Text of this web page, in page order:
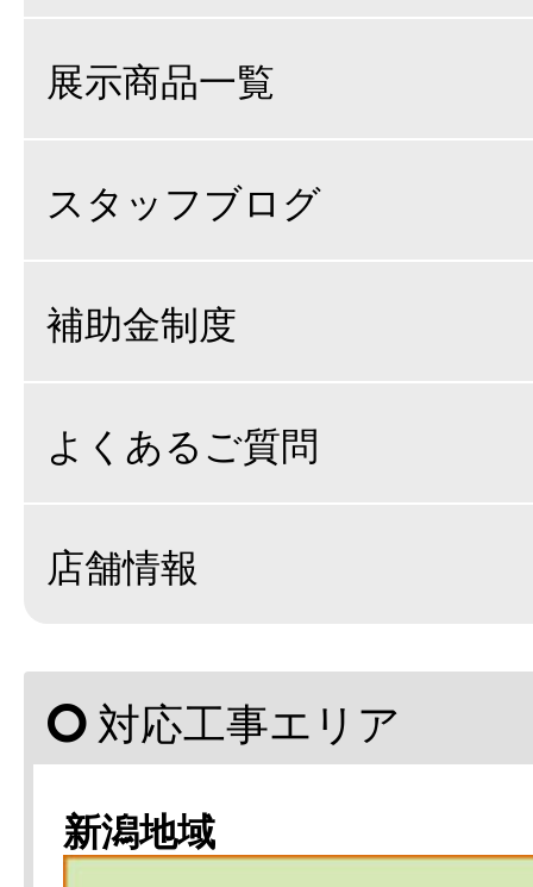
展示商品一覧
スタッフブログ
補助金制度
よくあるご質問
店舗情報
対応工事エリア
新潟地域